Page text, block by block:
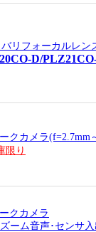
リフォーカルレン
D/
クカメラ(f=2.7mm
限り
クカメラ
ーム音声･センサ